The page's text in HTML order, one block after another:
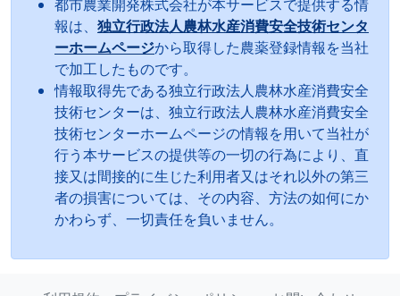
都市農業開発株式会社が本サービスで提供する情
報は、 独立行政法人農林水産消費安全技術センタ
ーホームページから取得した農薬登録情報を当社
で加工したものです。
情報取得先である独立行政法人農林水産消費安全
技術センターは、独立行政法人農林水産消費安全
技術センターホームページの情報を用いて当社が
行う本サービスの提供等の一切の行為により、直
接又は間接的に生じた利用者又はそれ以外の第三
者の損害については、その内容、方法の如何にか
かわらず、一切責任を負いません。